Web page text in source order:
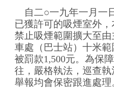
自二○一九年一月一
已獲許可的吸煙室外
禁止吸煙範圍擴大至
車處（巴士站）十米
被罰款1,500元。為保
往，嚴格執法，巡查
舉報均會保密跟進處理